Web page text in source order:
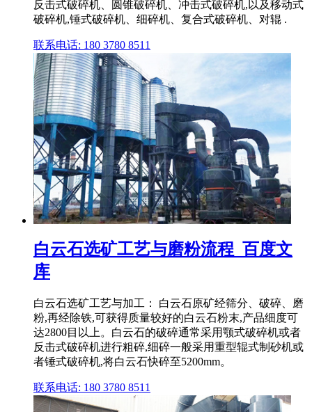
反击式破碎机、圆锥破碎机、冲击式破碎机,以及移动式
破碎机,锤式破碎机、细碎机、复合式破碎机、对辊 .
联系电话: 180 3780 8511
白云石选矿工艺与磨粉流程_百度文
库
白云石选矿工艺与加工： 白云石原矿经筛分、破碎、磨
粉,再经除铁,可获得质量较好的白云石粉末,产品细度可
达2800目以上。白云石的破碎通常采用颚式破碎机或者
反击式破碎机进行粗碎,细碎一般采用重型辊式制砂机或
者锤式破碎机,将白云石快碎至5200mm。
联系电话: 180 3780 8511